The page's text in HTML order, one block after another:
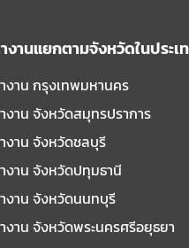
งานแยกตามจังหวัดในประเ
งาน กรุงเทพมหานคร
งาน จังหวัดสมุทรปราการ
งาน จังหวัดชลบุรี
งาน จังหวัดปทุมธานี
งาน จังหวัดนนทบุรี
งาน จังหวัดพระนครศรีอยุธยา